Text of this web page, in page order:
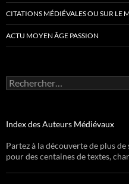
CITATIONS MÉDIÉVALES OU SUR LE
ACTU MOYEN ÂGE PASSION
Rechercher :
Index des Auteurs Médiévaux
Partez à la découverte de plus
pour des centaines de textes,